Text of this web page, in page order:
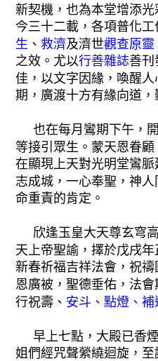
新契機，也為本堂增添
今三十二載，各項普化
生 、救濟及濟世觀查原靈
之效。尤以行善雜誌善刊
佳，以文字因緣，喚醒
期，廣渡十方有緣向道，
也在每月鸞期下午，
等接引眾生。蒙天恩眷
在顯現上天對光明堂鸞
志成城，一心奉聖，神
命重責的肯定。
欣逢玉皇大天尊玄穹
天上帝聖諭，擇於戊戌
新春祈福吉祥法會，祝
恩廣被，聖德垂佑，法
行祝壽、 安斗、點燈、補
早上七點，大殿已香
姐們經咒聲縈繞迴旋，